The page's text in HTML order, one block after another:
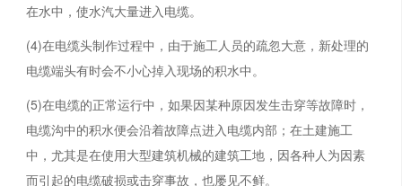
在水中，使水汽大量进入电缆。
(4)在电缆头制作过程中，由于施工人员的疏忽大意，新处理的
电缆端头有时会不小心掉入现场的积水中。
(5)在电缆的正常运行中，如果因某种原因发生击穿等故障时，
电缆沟中的积水便会沿着故障点进入电缆内部；在土建施工
中，尤其是在使用大型建筑机械的建筑工地，因各种人为因素
而引起的电缆破损或击穿事故，也屡见不鲜。